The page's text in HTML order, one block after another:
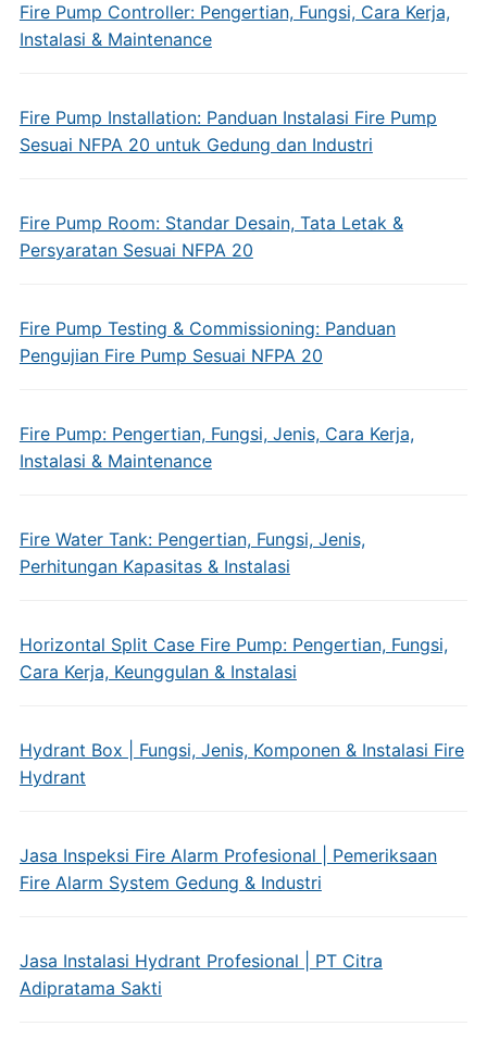
Fire Pump Controller: Pengertian, Fungsi, Cara Kerja,
Instalasi & Maintenance
Fire Pump Installation: Panduan Instalasi Fire Pump
Sesuai NFPA 20 untuk Gedung dan Industri
Fire Pump Room: Standar Desain, Tata Letak &
Persyaratan Sesuai NFPA 20
Fire Pump Testing & Commissioning: Panduan
Pengujian Fire Pump Sesuai NFPA 20
Fire Pump: Pengertian, Fungsi, Jenis, Cara Kerja,
Instalasi & Maintenance
Fire Water Tank: Pengertian, Fungsi, Jenis,
Perhitungan Kapasitas & Instalasi
Horizontal Split Case Fire Pump: Pengertian, Fungsi,
Cara Kerja, Keunggulan & Instalasi
Hydrant Box | Fungsi, Jenis, Komponen & Instalasi Fire
Hydrant
Jasa Inspeksi Fire Alarm Profesional | Pemeriksaan
Fire Alarm System Gedung & Industri
Jasa Instalasi Hydrant Profesional | PT Citra
Adipratama Sakti